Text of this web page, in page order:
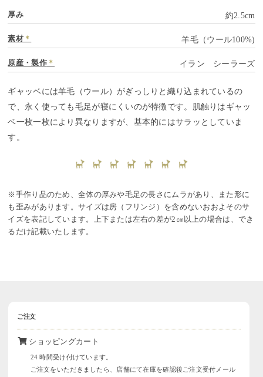
厚み 約2.5cm
素材 ＊ 羊毛（ウール100%)
原産・製作＊ イラン シーラーズ
ギャッベには羊毛（ウール）がぎっしりと織り込まれているの
で、永く使っても毛足が寝にくいのが特徴です。肌触りはギャッ
ベ一枚一枚により異なりますが、基本的にはサラッとしていま
す。
※手作り品のため、全体の厚みや毛足の長さにムラがあり、また形に
も歪みがあります。サイズは房（フリンジ）を含めないおおよそのサ
イズを表記しています。上下または左右の差が2㎝以上の場合は、でき
るだけ記載いたします。
ご注文
ショッピングカート
24 時間受け付けています。
ご注文をいただきましたら、店舗にて在庫を確認後ご注文受付メール